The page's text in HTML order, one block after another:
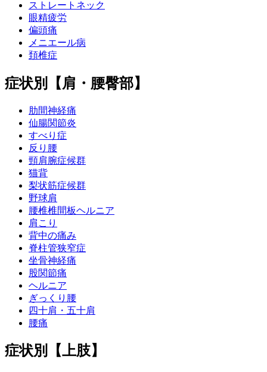
ストレートネック
眼精疲労
偏頭痛
メニエール病
頚椎症
症状別【肩・腰臀部】
肋間神経痛
仙腸関節炎
すべり症
反り腰
頸肩腕症候群
猫背
梨状筋症候群
野球肩
腰椎椎間板ヘルニア
肩こり
背中の痛み
脊柱管狭窄症
坐骨神経痛
股関節痛
ヘルニア
ぎっくり腰
四十肩・五十肩
腰痛
症状別【上肢】